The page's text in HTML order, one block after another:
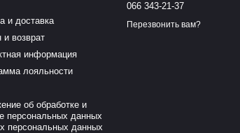
и доставка
возврат
информация
лояльности
об обработке и
персональных данных
персональных данных
066 343-21-37
Перезвонить вам?